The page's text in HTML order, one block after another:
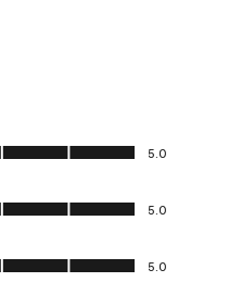
5.0
5.0
5.0